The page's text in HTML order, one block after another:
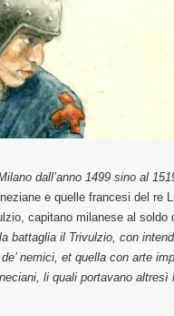
dall’anno 1499 sino al
e quelle francesi del re
capitano milanese al soldo
battaglia il Trivulzio, con
nemici, et quella con arte
li quali portavano altresì